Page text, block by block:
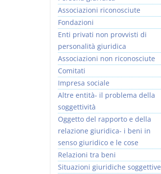
Associazioni riconosciute
Fondazioni
Enti privati non provvisti di
personalità giuridica
Associazioni non riconosciute
Comitati
Impresa sociale
Altre entità- il problema della
soggettività
Oggetto del rapporto e della
relazione giuridica- i beni in
senso giuridico e le cose
Relazioni tra beni
Situazioni giuridiche soggettive